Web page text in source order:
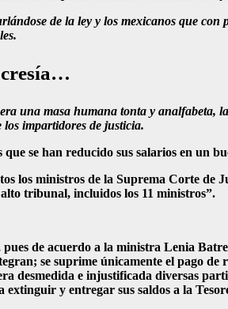
de la ley y los mexicanos que con
una masa humana tonta y
los impartidores de justicia.
que se han reducido sus salarios en un
los ministros de la Suprema Corte de
tribunal, incluidos los 11 ministros”.
de acuerdo a la ministra Lenia
se suprime únicamente el pago
desmedida e injustificada diversas
y entregar sus saldos a la